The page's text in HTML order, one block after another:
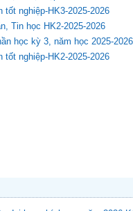
học tập từ 15/6/2026 đến
nghiệp-HK3-2025-2026
Tin học HK2-2025-2026
học kỳ 3, năm học 2025-2026